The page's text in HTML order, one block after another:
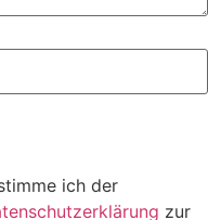
ich der
zur